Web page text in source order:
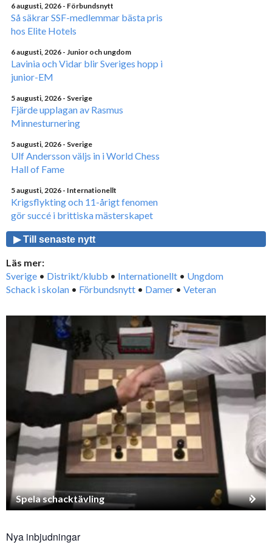
6 augusti, 2026 - Förbundsnytt
Så säkrar SSF-medlemmar bästa pris
hos Elite Hotels
6 augusti, 2026 - Junior och ungdom
Lavinia och Vidar blir Sveriges hopp i
junior-EM
5 augusti, 2026 - Sverige
Fjärde upplagan av Rasmus
Minnesturnering
5 augusti, 2026 - Sverige
Ulf Andersson väljs in i World Chess
Hall of Fame
5 augusti, 2026 - Internationellt
Krigsflykting och 11-årigt fenomen
gör succé i brittiska mästerskapet
▶ Till senaste nytt
Läs mer:
Sverige • Distrikt/klubb • Internationellt • Ungdom
Schack i skolan • Förbundsnytt • Damer • Veteran
Spela schacktävling
Nya inbjudningar